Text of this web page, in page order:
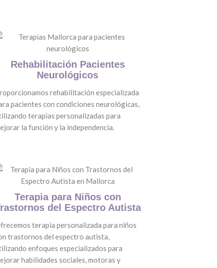
Rehabilitación Pacientes
Neurológicos
rehabilitación especializada
pacientes con condiciones neurológicas,
terapias personalizadas para
la función y la independencia.
Terapia para Niños con
del Espectro Autista
terapia personalizada para niños
trastornos del espectro autista,
enfoques especializados para
habilidades sociales, motoras y